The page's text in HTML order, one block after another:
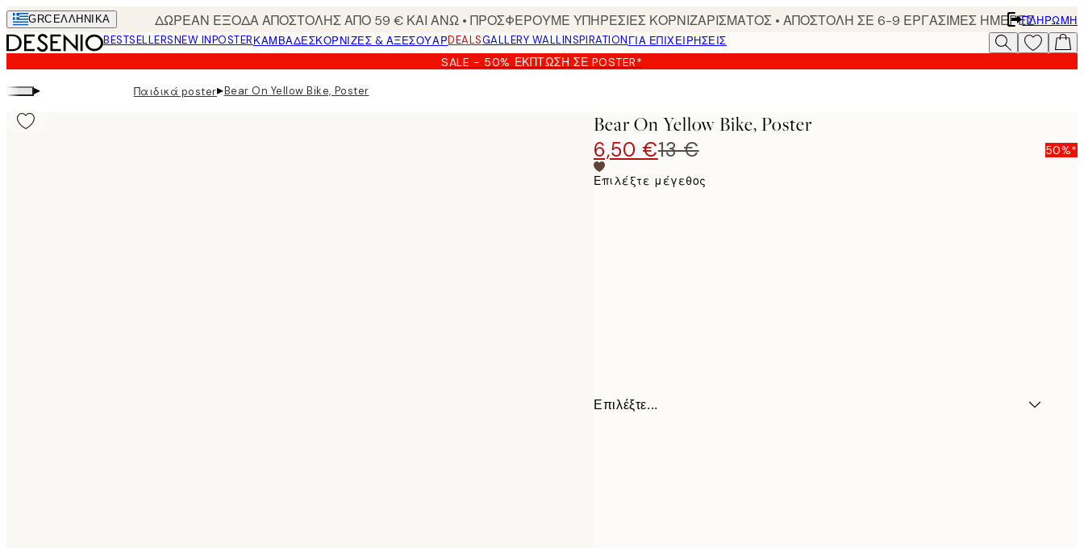
Skip
to
main
content.
GRC ΕΛΛΗΝΙΚΆ ΔΩΡΕΑΝ ΕΞΟΔΑ ΑΠΟΣΤΟΛΗΣ ΑΠΟ 59 € ΚΑΙ ΑΝΩ • ΠΡΟΣΦΕΡΟΥΜΕ ΥΠΗΡΕΣΙΕΣ ΚΟΡΝΙΖΑΡΙΣΜΑΤΟΣ • ΑΠΟΣΤΟΛΗ ΣΕ 6-9 ΕΡΓΑΣΙΜΕΣ ΗΜΕΡΕΣΠΛΗΡΩΜΉ
BESTSELLERSNEW INPOSTERΚΑΜΒΆΔΕΣΚΟΡΝΊΖΕΣ & ΑΞΕΣΟΥΆΡDEALSGALLERY WALLINSPIRATIONΓΙΑ ΕΠΙΧΕΙΡΗΣΕΙΣ
SALE - 50% ΈΚΠΤΩΣΗ ΣΕ POSTER*
▸ Παιδικά poster▸Bear On Yellow Bike, Poster
Bear On Yellow Bike, Poster
6,50 €13 € 50%*
Επιλέξτε μέγεθος
Επιλέξτε...